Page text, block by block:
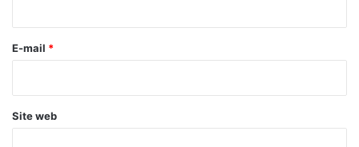
e
E-mail *
Site web